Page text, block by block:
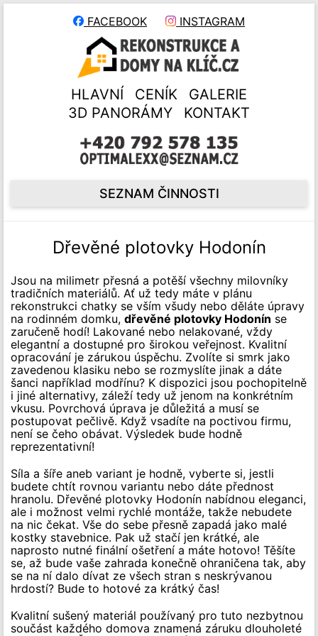
FACEBOOK INSTAGRAM
HLAVNÍ CENÍK
GALERIE
3D PANORÁMY
KONTAKT
SEZNAM ČINNOSTI
Dřevěné plotovky Hodonín
Jsou na milimetr přesná a potěší všechny milovníky
tradičních materiálů. Ať už tedy máte v plánu
rekonstrukci chatky se vším všudy nebo děláte úpravy
na rodinném domku, dřevěné plotovky Hodonín se
zaručeně hodí! Lakované nebo nelakované, vždy
elegantní a dostupné pro širokou veřejnost. Kvalitní
opracování je zárukou úspěchu. Zvolíte si smrk jako
zavedenou klasiku nebo se rozmyslíte jinak a dáte
šanci například modřínu? K dispozici jsou pochopitelně
i jiné alternativy, záleží tedy už jenom na konkrétním
vkusu. Povrchová úprava je důležitá a musí se
postupovat pečlivě. Když vsadíte na poctivou firmu,
není se čeho obávat. Výsledek bude hodně
reprezentativní!
Síla a šíře aneb variant je hodně, vyberte si, jestli
budete chtít rovnou variantu nebo dáte přednost
hranolu. Dřevěné plotovky Hodonín nabídnou eleganci,
ale i možnost velmi rychlé montáže, takže nebudete
na nic čekat. Vše do sebe přesně zapadá jako malé
kostky stavebnice. Pak už stačí jen krátké, ale
naprosto nutné finální ošetření a máte hotovo! Těšíte
se, až bude vaše zahrada konečně ohraničena tak, aby
se na ní dalo dívat ze všech stran s neskrývanou
hrdostí? Bude to hotové za krátký čas!
Kvalitní sušený materiál používaný pro tuto nezbytnou
součást každého domova znamená záruku dlouholeté